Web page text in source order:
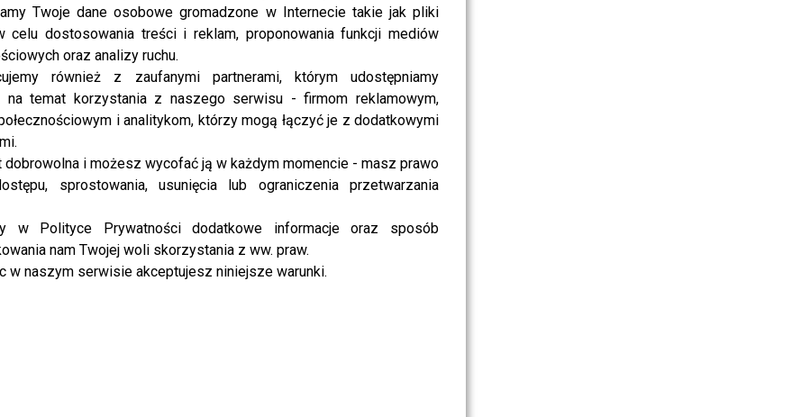
Twoje dane osobowe gromadzone w Internecie takie jak pliki
celu dostosowania treści i reklam, proponowania funkcji mediów
oraz analizy ruchu.
również z zaufanymi partnerami, którym udostępniamy
na temat korzystania z naszego serwisu - firmom reklamowym,
i analitykom, którzy mogą łączyć je z dodatkowymi
dobrowolna i możesz wycofać ją w każdym momencie - masz prawo
sprostowania, usunięcia lub ograniczenia przetwarzania
w Polityce Prywatności dodatkowe informacje oraz sposób
nam Twojej woli skorzystania z ww. praw.
w naszym serwisie akceptujesz niniejsze warunki.
DLA CIEBIE
nagrywa teledysk?! Krzysztof Gojdź: specjalne
zaproszenie dla prezydenta Dudy!